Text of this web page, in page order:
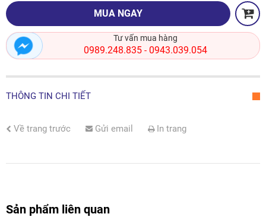
MUA NGAY
Tư vấn mua hàng
0989.248.835- 0943.039.054
THÔNG TIN CHI TIẾT
Về trang trước Gửi email In trang
Sản phẩm liên quan